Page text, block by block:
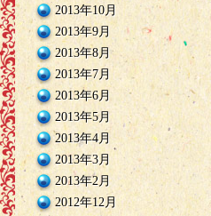
2013年10月
2013年9月
2013年8月
2013年7月
2013年6月
2013年5月
2013年4月
2013年3月
2013年2月
2012年12月